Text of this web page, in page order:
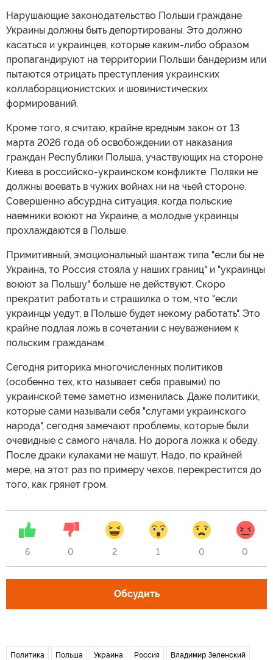
Нарушающие законодательство Польши граждане
Украины должны быть депортированы. Это должно
касаться и украинцев, которые каким-либо образом
пропагандируют на территории Польши бандеризм или
пытаются отрицать преступления украинских
коллаборационистских и шовинистических
формирований.
Кроме того, я считаю, крайне вредным закон от 13
марта 2026 года об освобождении от наказания
граждан Республики Польша, участвующих на стороне
Киева в российско-украинском конфликте. Поляки не
должны воевать в чужих войнах ни на чьей стороне.
Совершенно абсурдна ситуация, когда польские
наемники воюют на Украине, а молодые украинцы
прохлаждаются в Польше.
Примитивный, эмоциональный шантаж типа "если бы не
Украина, то Россия стояла у наших границ" и "украинцы
воюют за Польшу" больше не действуют. Скоро
прекратит работать и страшилка о том, что "если
украинцы уедут, в Польше будет некому работать". Это
крайне подлая ложь в сочетании с неуважением к
польским гражданам.
Сегодня риторика многочисленных политиков
(особенно тех, кто называет себя правыми) по
украинской теме заметно изменилась. Даже политики,
которые сами называли себя "слугами украинского
народа", сегодня замечают проблемы, которые были
очевидные с самого начала. Но дорога ложка к обеду.
После драки кулаками не машут. Надо, по крайней
мере, на этот раз по примеру чехов, перекрестится до
того, как грянет гром.
6 0 2 1 0 0
Обсудить
Политика Польша Украина Россия Владимир Зеленский